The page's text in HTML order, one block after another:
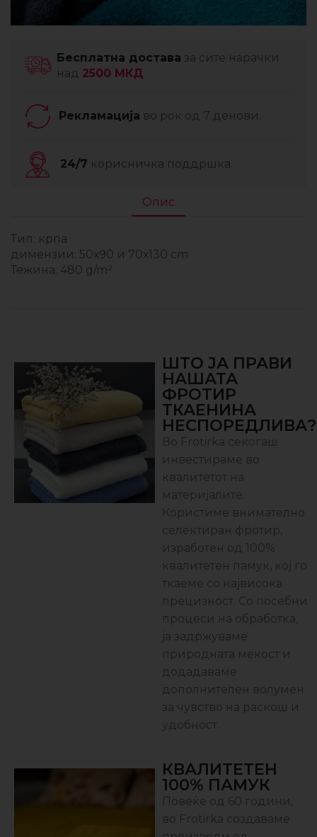
Бесплатна достава за сите нарачки
над 2500 МКД
Рекламација во рок од 7 денови.
24/7 корисничка поддршка.
Опис
Тип: крпа
димензии: 50х90 и 70х130 cm
Тежина: 480 g/m²
ШТО ЈА ПРАВИ
НАШАТА
ФРОТИР
ТКАЕНИНА
НЕСПОРЕДЛИВА?
Во Frotirka секогаш
инвестираме во
квалитетот на
материјалите.
Користиме внимателно
селектиран фротир,
изработен од 100%
квалитетен памук, кој го
ткаеме со највисока
прецизност. Со посебни
процеси на обработка,
ја задржуваме
природната мекост и
додадаваме
дополнителен волумен
за чувство на раскош и
удобност.
КВАЛИТЕТЕН
100% ПАМУК
Повеќе од 60 години,
во Frotirka создаваме